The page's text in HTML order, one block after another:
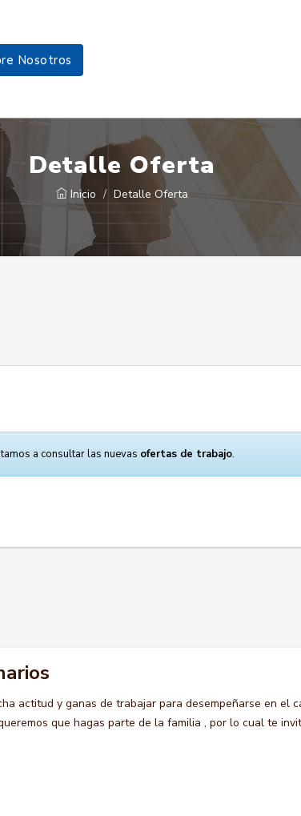
Nosotros
Detalle Oferta
Inicio Detalle Oferta
a consultar las nuevas ofertas de trabajo.
actitud y ganas de trabajar para desempeñarse en el
que hagas parte de la familia , por lo cual te